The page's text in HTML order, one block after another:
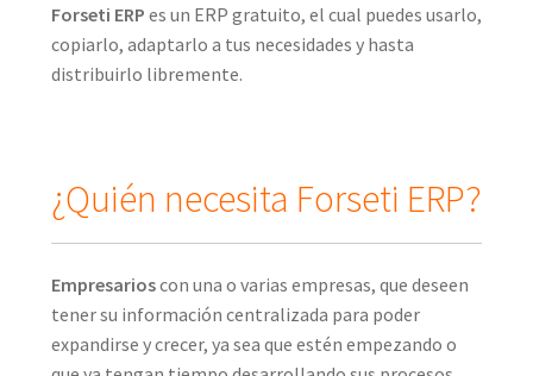
Forseti ERP es un ERP gratuito, el cual puedes usarlo,
copiarlo, adaptarlo a tus necesidades y hasta
distribuirlo libremente.
¿Quién necesita Forseti ERP?
Empresarioscon una o varias empresas, que deseen
tener su información centralizada para poder
expandirse y crecer, ya sea que estén empezando o